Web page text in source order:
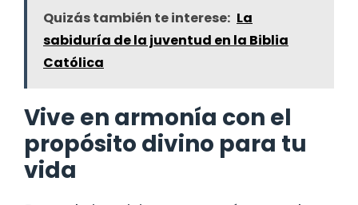
Quizás también te interese: La
sabiduría de la juventud en la Biblia
Católica
Vive en armonía con el
propósito divino para tu
vida